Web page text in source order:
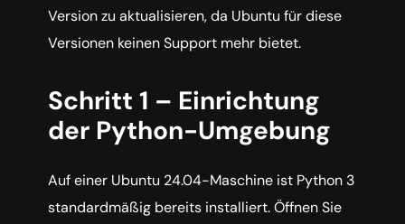
Version zu aktualisieren, da Ubuntu für diese
Versionen keinen Support mehr bietet.
Schritt 1 – Einrichtung
der Python-Umgebung
Auf einer Ubuntu 24.04-Maschine ist Python 3
standardmäßig bereits installiert. Öffnen Sie